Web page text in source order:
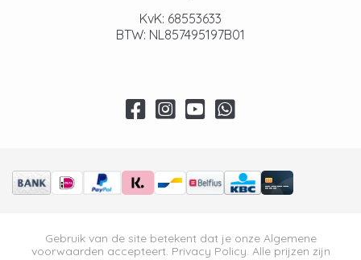
KvK: 68553633
BTW: NL857495197B01
Gebruik van de site betekent dat je onze Algemene
voorwaarden accepteert. Privacy Policy. Alle prijzen zijn